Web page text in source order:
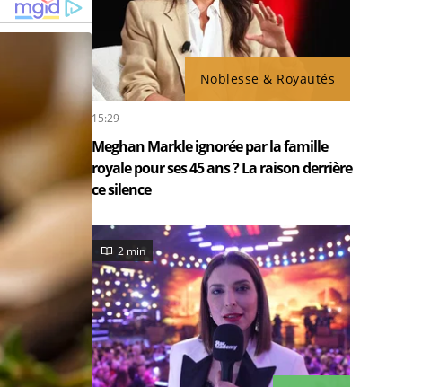
Noblesse & Royautés
15:29
Meghan Markle ignorée par la famille
royale pour ses 45 ans ? La raison derrière
ce silence
2 min